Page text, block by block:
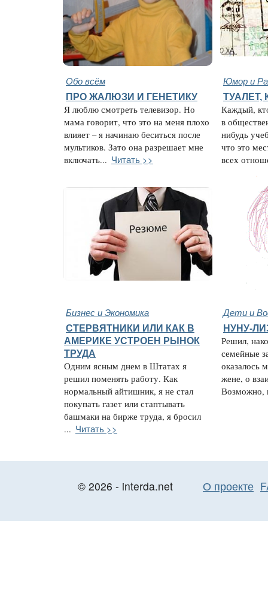
Обо всём Юмор и
ПРО ЖАЛЮЗИ И ГЕНЕТИКУ
Я люблю смотреть телевизор. Но
мама говорит, что это на меня плохо
влияет – я начинаю беситься после
мультиков. Зато она разрешает мне
включать... Читать >>
ТУАЛЕТ,
Каждый,
в
нибудь
что это
всех
Бизнес и Экономика Дети и
СТЕРВЯТНИКИ ИЛИ КАК В
АМЕРИКЕ УСТРОЕН РЫНОК
ТРУДА
Одним ясным днем в Штатах я
решил поменять работу. Как
нормальный айтишник, я не стал
покупать газет или стаптывать
башмаки на бирже труда, я бросил
... Читать >>
НУНУ-
Решил,
семейные
оказалось
жене, о
Возможно,
© 2026 - interda.net О проекте